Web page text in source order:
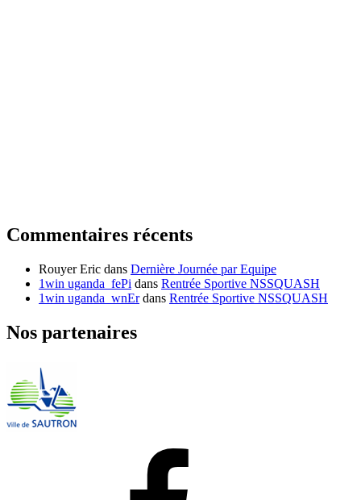
Commentaires récents
Rouyer Eric dans Dernière Journée par Equipe
1win uganda_fePi dans Rentrée Sportive NSSQUASH
1win uganda_wnErdans Rentrée Sportive NSSQUASH
Nos partenaires